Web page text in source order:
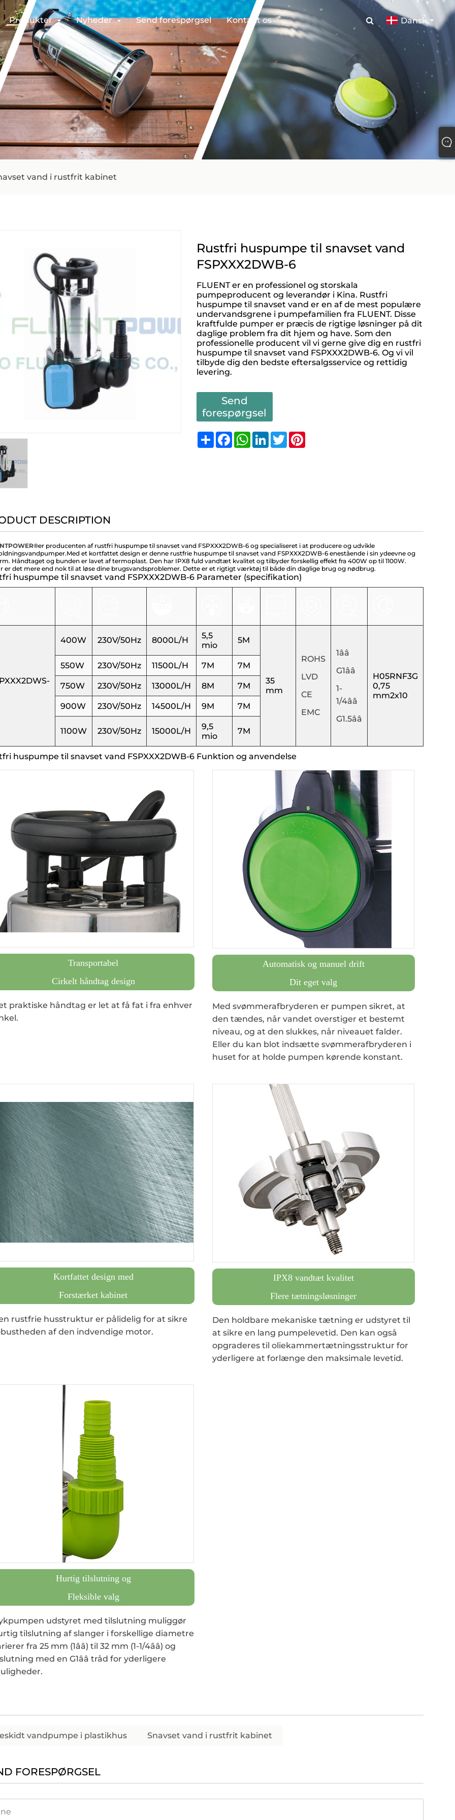
Produkter Nyheder Send forespørgsel Kontakt os Dansk
vand i rustfrit kabinet
Rustfri huspumpe til snavset vand
FSPXXX2DWB-6
FLUENT er en professionel og storskala
pumpeproducent og leverandør i Kina. Rustfri
huspumpe til snavset vand er en af ​​de mest populære
undervandsgrene i pumpefamilien fra FLUENT. Disse
kraftfulde pumper er præcis de rigtige løsninger på dit
daglige problem fra dit hjem og have. Som den
professionelle producent vil vi gerne give dig en rustfri
huspumpe til snavset vand FSPXXX2DWB-6. Og vi vil
tilbyde dig den bedste eftersalgsservice og rettidig
levering.
Send
forespørgsel
ShareFacebook
WhatsApp
LinkedIn
TwitterPinterest
DESCRIPTION
er producenten af ​​rustfri huspumpe til snavset vand FSPXXX2DWB-6 og specialiseret i at producere og udvikle
Med et kortfattet design er denne rustfrie huspumpe til snavset vand FSPXXX2DWB-6 enestående i sin ydeevne og
Håndtaget og bunden er lavet af termoplast. Den har IPX8 fuld vandtæt kvalitet og tilbyder forskellig effekt fra 400W op til 1100W.
er det mere end nok til at løse dine brugsvandsproblemer. Dette er et rigtigt værktøj til både din daglige brug og nødbrug.
huspumpe til snavset vand FSPXXX2DWB-6 Parameter (specifikation)
400W 230V/50Hz 8000L/H
5,5
mio
5M
35
mm
ROHS
LVD
CE
EMC
1ââ
G1ââ
1-
1/4ââ
G1.5ââ
H05RNF3G
0,75
mm2x10
550W 230V/50Hz 11500L/H 7M 7M
750W 230V/50Hz 13000L/H 8M 7M
900W 230V/50Hz 14500L/H 9M 7M
1100W 230V/50Hz 15000L/H
9,5
mio
7M
huspumpe til snavset vand FSPXXX2DWB-6 Funktion og anvendelse
Transportabel
Cirkelt håndtag design
praktiske håndtag er let at få fat i fra enhver
Automatisk og manuel drift
Dit eget valg
Med svømmerafbryderen er pumpen sikret, at
den tændes, når vandet overstiger et bestemt
niveau, og at den slukkes, når niveauet falder.
Eller du kan blot indsætte svømmerafbryderen i
huset for at holde pumpen kørende konstant.
Kortfattet design med
Forstærket kabinet
rustfrie husstruktur er pålidelig for at sikre
af ​​den indvendige motor.
IPX8 vandtæt kvalitet
Flere tætningsløsninger
Den holdbare mekaniske tætning er udstyret til
at sikre en lang pumpelevetid. Den kan også
opgraderes til oliekammertætningsstruktur for
yderligere at forlænge den maksimale levetid.
Hurtig tilslutning og
Fleksible valg
udstyret med tilslutning muliggør
tilslutning af slanger i forskellige diametre
fra 25 mm (1ââ) til 32 mm (1-1/4ââ) og
med en G1ââ tråd for yderligere
vandpumpe i plastikhus Snavset vand i rustfrit kabinet
FORESPØRGSEL